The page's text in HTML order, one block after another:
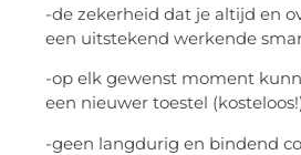
-de zekerheid dat je altijd en
een uitstekend werkende
-op elk gewenst moment
een nieuwer toestel
-geen langdurig en bindend